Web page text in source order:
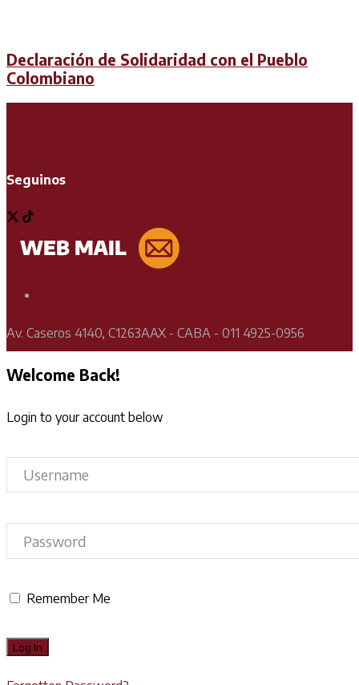
Declaración de Solidaridad con el Pueblo
Colombiano
Seguinos
Av. Caseros 4140, C1263AAX - CABA - 011 4925-0956
Welcome Back!
Login to your account below
Remember Me